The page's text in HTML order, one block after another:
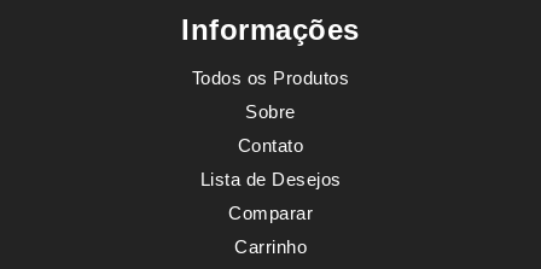
Informações
Todos os Produtos
Sobre
Contato
Lista de Desejos
Comparar
Carrinho